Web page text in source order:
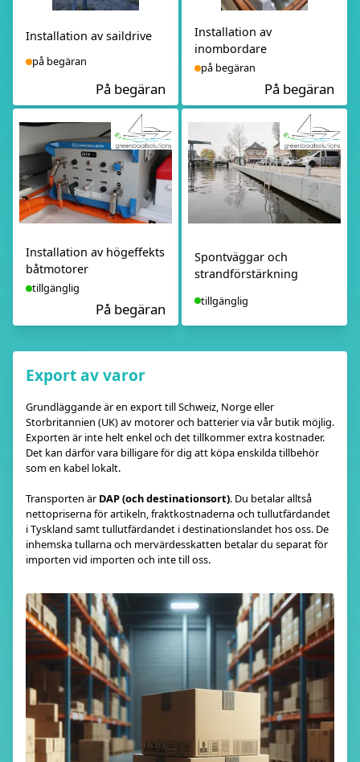
Installation av saildrive
på begäran
På begäran
Installation av
inombordare
på begäran
På begäran
Installation av högeffekts
båtmotorer
tillgänglig
På begäran
Spontväggar och
strandförstärkning
tillgänglig
Export av varor
Grundläggande är en export till Schweiz, Norge eller
Storbritannien (UK) av motorer och batterier via vår butik möjlig.
Exporten är inte helt enkel och det tillkommer extra kostnader.
Det kan därför vara billigare för dig att köpa enskilda tillbehör
som en kabel lokalt.
Transporten är DAP (och destinationsort). Du betalar alltså
nettopriserna för artikeln, fraktkostnaderna och tullutfärdandet
i Tyskland samt tullutfärdandet i destinationslandet hos oss. De
inhemska tullarna och mervärdesskatten betalar du separat för
importen vid importen och inte till oss.